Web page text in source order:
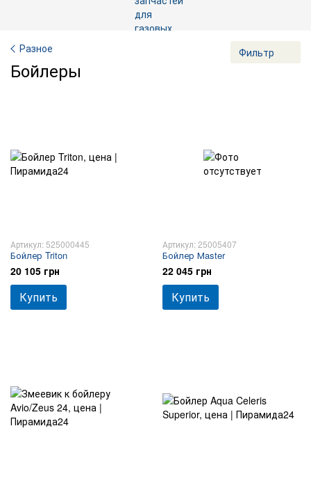
Фильтр
Разное
Бойлеры
Артикул: 525000445
Бойлер Triton
20 105 грн
Купить
Артикул: 25005407
Бойлер Мaster
22 045 грн
Купить